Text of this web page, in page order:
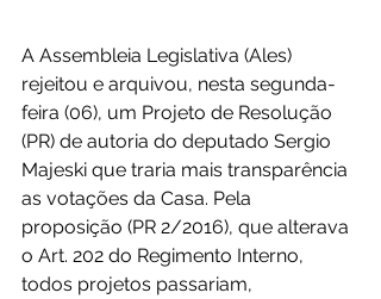
A Assembleia Legislativa (Ales)
rejeitou e arquivou, nesta segunda-
feira (06), um Projeto de Resolução
(PR) de autoria do deputado Sergio
Majeski que traria mais transparência
as votações da Casa. Pela
proposição (PR 2/2016), que alterava
o Art. 202 do Regimento Interno,
todos projetos passariam,